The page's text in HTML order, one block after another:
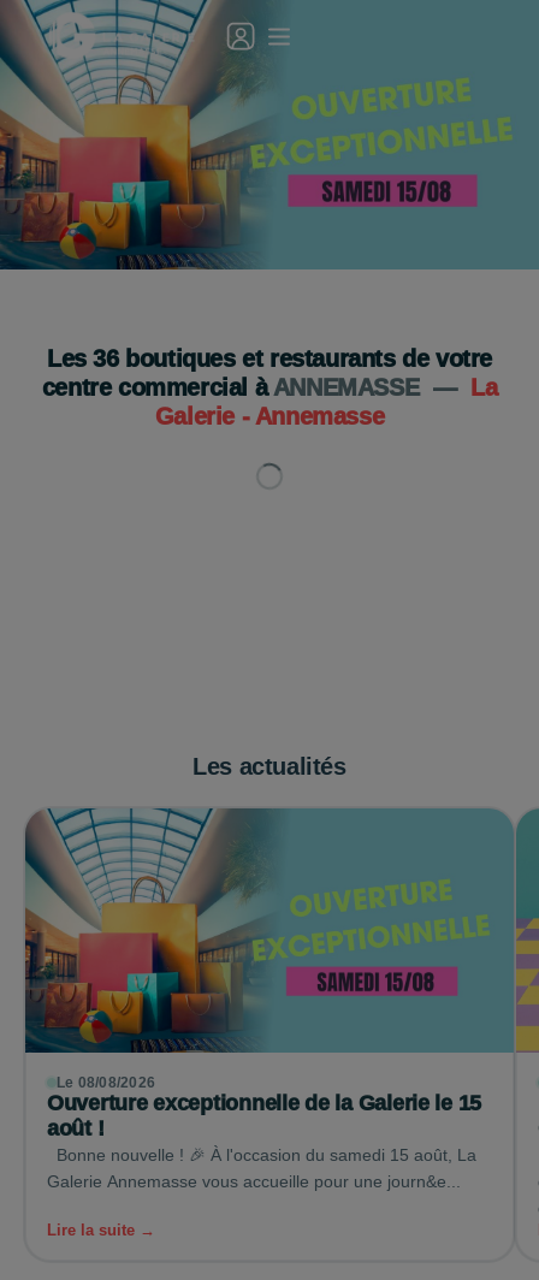
Les36boutiques et restaurants de votre
centre commercial àANNEMASSE —
La
Galerie - Annemasse
Les actualités
Le 08/08/2026
Ouverture exceptionnelle de la Galerie le 15
août !
Galerie Annemasse vous accueille pour une journ&e...
Lire la suite →